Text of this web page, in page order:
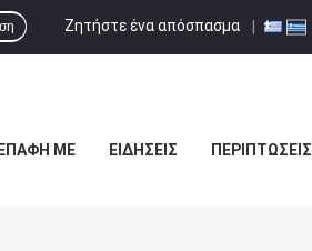
Ζητήστε ένα απόσπασμα |
ΜΕ ΕΙΔΉΣΕΙΣ ΠΕΡΙΠΤΏΣΕΙΣ